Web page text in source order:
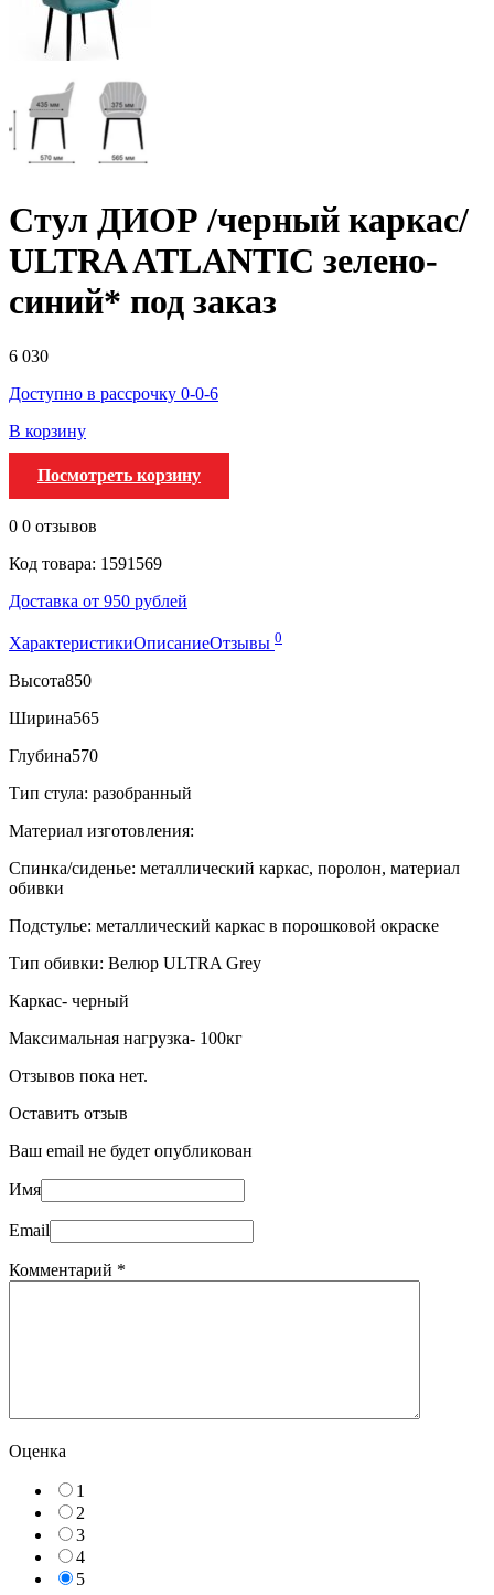
Стул ДИОР /черный каркас/
ULTRA ATLANTIC зелено-
синий* под заказ
6 030
Доступно в рассрочку 0-0-6
В корзину
Посмотреть корзину
0 0 отзывов
Код товара: 1591569
Доставка от 950 рублей
ХарактеристикиОписаниеОтзывы 0
Высота850
Ширина565
Глубина570
Тип стула: разобранный
Материал изготовления:
Спинка/сиденье: металлический каркас, поролон, материал
обивки
Подстулье: металлический каркас в порошковой окраске
Тип обивки: Велюр ULTRA Grey
Каркас- черный
Максимальная нагрузка- 100кг
Отзывов пока нет.
Оставить отзыв
Ваш email не будет опубликован
Имя
Email
Комментарий *
Оценка
1
2
3
4
5